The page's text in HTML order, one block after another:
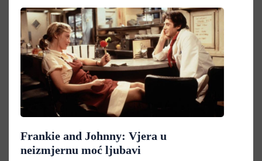
Frankie and Johnny: Vjera u
neizmjernu moć ljubavi